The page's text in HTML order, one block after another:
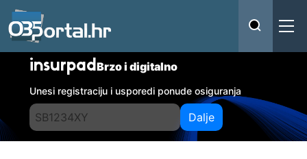
insurpadBrzo i digitalno
Unesi registraciju i usporedi ponude osiguranja
Dalje